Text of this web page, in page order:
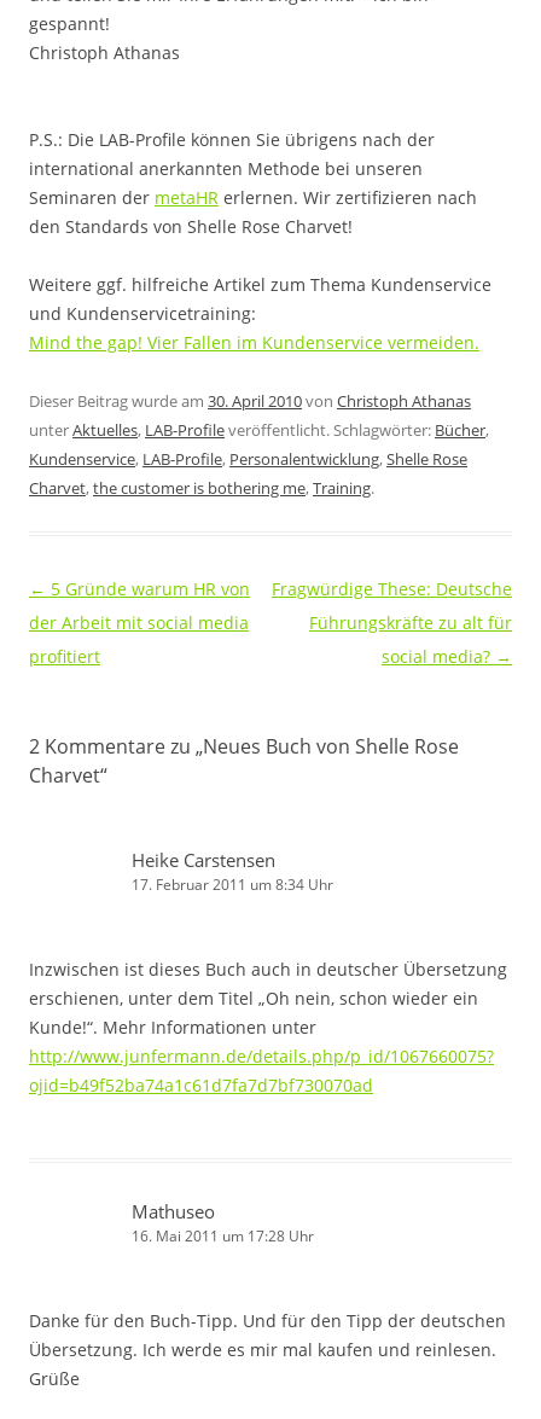
gespannt!
Christoph Athanas
P.S.: Die LAB-Profile können Sie übrigens nach der
international anerkannten Methode bei unseren
Seminaren der metaHR erlernen. Wir zertifizieren nach
den Standards von Shelle Rose Charvet!
Weitere ggf. hilfreiche Artikel zum Thema Kundenservice
und Kundenservicetraining:
Mind the gap! Vier Fallen im Kundenservice vermeiden.
Dieser Beitrag wurde am 30. April 2010von Christoph Athanas
unterAktuelles, LAB-Profileveröffentlicht. Schlagwörter: Bücher,
Kundenservice, LAB-Profile, Personalentwicklung,Shelle Rose
Charvet,the customer is bothering me,Training.
Beitragsnavigation
← 5 Gründe warum HR von
der Arbeit mit social media
profitiert
Fragwürdige These: Deutsche
Führungskräfte zu alt für
social media? →
2 Kommentare zu „Neues Buch von Shelle Rose
Charvet“
Heike Carstensen
17. Februar 2011 um 8:34 Uhr
Inzwischen ist dieses Buch auch in deutscher Übersetzung
erschienen, unter dem Titel „Oh nein, schon wieder ein
Kunde!“. Mehr Informationen unter
http://www.junfermann.de/details.php/p_id/1067660075?
ojid=b49f52ba74a1c61d7fa7d7bf730070ad
Mathuseo
16. Mai 2011 um 17:28 Uhr
Danke für den Buch-Tipp. Und für den Tipp der deutschen
Übersetzung. Ich werde es mir mal kaufen und reinlesen.
Grüße